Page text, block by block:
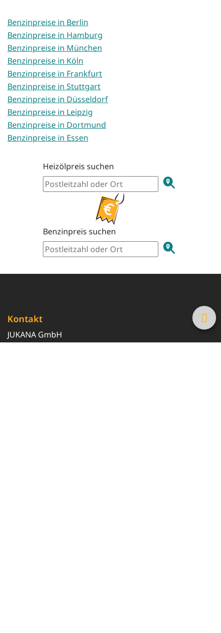
Benzinpreise in Berlin
Benzinpreise in Hamburg
Benzinpreise in München
Benzinpreise in Köln
Benzinpreise in Frankfurt
Benzinpreise in Stuttgart
Benzinpreise in Düsseldorf
Benzinpreise in Leipzig
Benzinpreise in Dortmund
Benzinpreise in Essen
Heizölpreis suchen
Benzinpreis suchen
Kontakt
JUKANA GmbH